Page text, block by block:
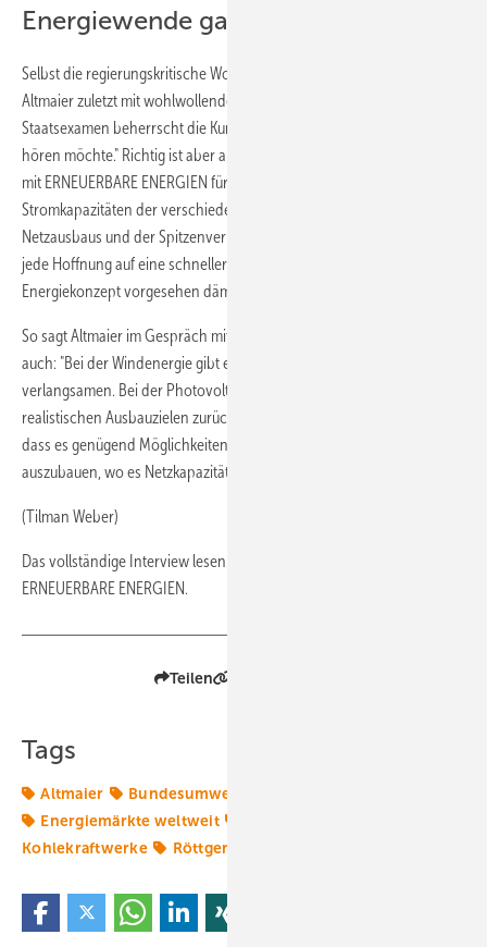
Energiewende ganz nach Plan
Selbst die regierungskritische Wochenzeitung Der Freitag schrieb zu
Altmaier zuletzt mit wohlwollendem Unterton:: "Der Jurist mit
Staatsexamen beherrscht die Kunst, jedem das zu vermitteln, was er
hören möchte." Richtig ist aber auch, dass Altmaier wie im Interview
mit ERNEUERBARE ENERGIEN für eine konsequente Abstimmungder
Stromkapazitäten der verschiedenen Erzeugungsformen, des
Netzausbaus und der Spitzenverbrauchslasten wirbt. Ebenso, wie er
jede Hoffnung auf eine schnellere Energiewende als im bisherigen
Energiekonzept vorgesehen dämpft.
So sagt Altmaier im Gespräch mit
auch: "Bei der Windenergie gibt es derzeit keinen Anlass, etwas zu
verlangsamen. Bei der Photovoltaik dürften wir zu verträglichen und
realistischen Ausbauzielen zurückkehren müssen. Ich glaube aber,
dass es genügend Möglichkeiten gibt, die Erneuerbaren dort
auszubauen, wo es Netzkapazitäten gibt."
(Tilman Weber)
Das vollständige Interview lesen Sie in der Augustausgabe von
ERNEUERBARE ENERGIEN.
Teilen
Tags
Altmaier Bundesumweltministerium
Energiemärkte weltweit
Kohlekraftwerke
Röttgen